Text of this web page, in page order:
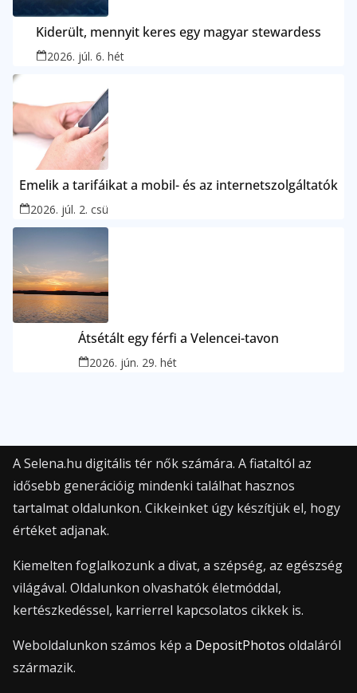
Kiderült, mennyit keres egy magyar stewardess
2026. júl. 6. hét
Emelik a tarifáikat a mobil- és az internetszolgáltatók
2026. júl. 2. csü
Átsétált egy férfi a Velencei-tavon
2026. jún. 29. hét
A Selena.hu digitális tér nők számára. A fiataltól az
idősebb generációig mindenki találhat hasznos
tartalmat oldalunkon. Cikkeinket úgy készítjük el, hogy
értéket adjanak.
Kiemelten foglalkozunk a divat, a szépség, az egészség
világával. Oldalunkon olvashatók életmóddal,
kertészkedéssel, karrierrel kapcsolatos cikkek is.
Weboldalunkon számos kép a DepositPhotos oldaláról
származik.